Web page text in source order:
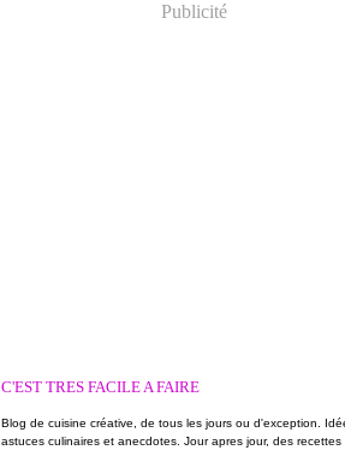
Publicité
C'EST TRES FACILE A FAIRE
Blog de cuisine créative, de tous les jours ou d'exception.
astuces culinaires et anecdotes. Jour apres jour, des recettes